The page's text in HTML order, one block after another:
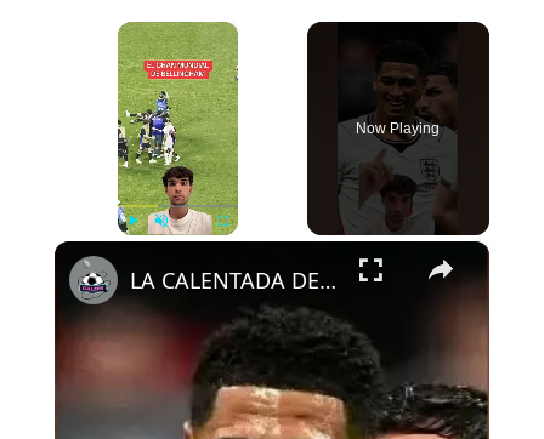
×
Now Playing
×
LA CALENTADA DE BELLINGHAM